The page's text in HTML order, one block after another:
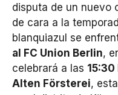
disputa de un nuevo
de cara a la
blanquiazul se
al FC Union Berlin,
celebrará a las
Alten Försterei,